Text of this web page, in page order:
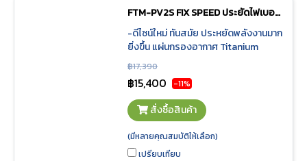
FTM-PV2S FIX SPEED ประยัดไฟเบอร์ 5 ราคาพร้อมติดตั้ง
-ดีไซน์ใหม่ ทันสมัย ประหยัดพลังงานมาก
ยิ่งขึ้น แผ่นกรองอากาศ Titanium
Aptite ยับยั้งกลิ่นไม่พึงประสงค์ โหมด
Powerful ทำความเย็นเร็วทันใจ ถาดรอง
น้ำทิ้งถอดล้างได้
฿17,390
฿15,400 -11%
สั่งซื้อสินค้า
(มีหลายคุณสมบัติให้เลือก)
เปรียบเทียบ